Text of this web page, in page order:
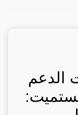
الدعم